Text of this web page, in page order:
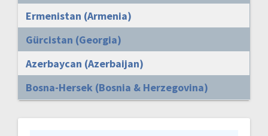
Ermenistan (Armenia)
Gürcistan (Georgia)
Azerbaycan (Azerbaijan)
Bosna-Hersek (Bosnia & Herzegovina)